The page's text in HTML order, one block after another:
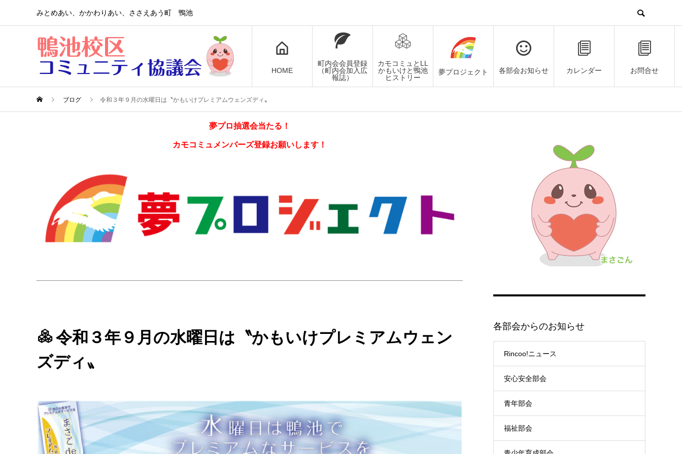
みとめあい、かかわりあい、ささえあう町 鴨池
HOME
町内会会員登録
（町内会加入広
報誌）
カモコミュとLL
かもいけと鴨池
ヒストリー
夢プロジェクト 各部会お知らせ カレンダー お問合せ
ブログ 令和３年９月の水曜日は〝かもいけプレミアムウェンズディ〟
夢プロ抽選会当たる！
カモコミュメンバーズ登録お願いします！
令和３年９月の水曜日は〝かもいけプレミアムウェン
ズディ〟
各部会からのお知らせ
Rincoo!ニュース
安心安全部会
青年部会
福祉部会